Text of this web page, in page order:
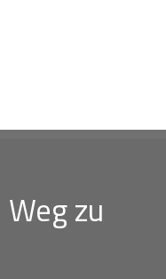
zu